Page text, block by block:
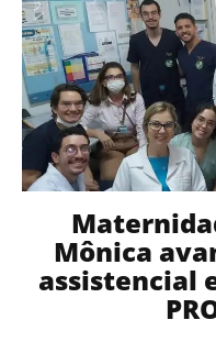
Mônica
assistencial